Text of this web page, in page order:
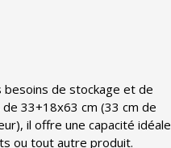
besoins de stockage et de
33+18x63 cm (33 cm de
il offre une capacité idéale
ou tout autre produit.